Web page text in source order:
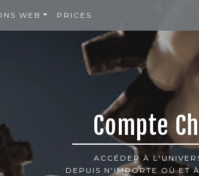
WEB PRICES
Compte
ACCÉDER À
DEPUIS N'IMPORTE OÙ ET